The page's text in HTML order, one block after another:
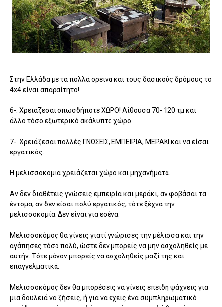
Στην Ελλάδα με τα πολλά ορεινά και τους δασικούς δρόμους το
4x4 είναι απαραίτητο!
6-. Χρειάζεσαι οπωσδήποτε ΧΩΡΟ! Αίθουσα 70- 120 τμ και
άλλο τόσο εξωτερικό ακάλυπτο χώρο.
7-. Χρειάζεσαι πολλές ΓΝΩΣΕΙΣ, ΕΜΠΕΙΡΙΑ, ΜΕΡΑΚΙ και να είσαι
εργατικός.
Η μελισσοκομία χρειάζεται χώρο και μηχανήματα.
Αν δεν διαθέτεις γνώσεις εμπειρία και μεράκι, αν φοβάσαι τα
έντομα, αν δεν είσαι πολύ εργατικός, τότε ξέχνα την
μελισσοκομία. Δεν είναι για εσένα.
Μελισσοκόμος θα γίνεις γιατί γνώρισες την μέλισσα και την
αγάπησες τόσο πολύ, ώστε δεν μπορείς να μην ασχοληθείς με
αυτήν. Τότε μόνον μπορείς να ασχοληθείς μαζί της και
επαγγελματικά.
Μελισσοκόμος δεν θα μπορέσεις να γίνεις επειδή ψάχνεις για
μια δουλειά να ζήσεις, ή για να έχεις ένα συμπληρωματικό